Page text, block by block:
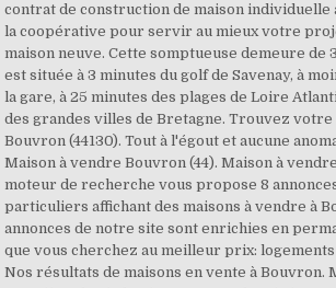
contrat de construction de maison individuelle
la coopérative pour servir au mieux votre
maison neuve. Cette somptueuse demeure de
est située à 3 minutes du golf de Savenay, à
la gare, à 25 minutes des plages de Loire
des grandes villes de Bretagne. Trouvez votre
Bouvron (44130). Tout à l'égout et aucune
Maison à vendre Bouvron (44). Maison à
moteur de recherche vous propose 8
particuliers affichant des maisons à vendre à
annonces de notre site sont enrichies en
que vous cherchez au meilleur prix:
Nos résultats de maisons en vente à Bouvron.